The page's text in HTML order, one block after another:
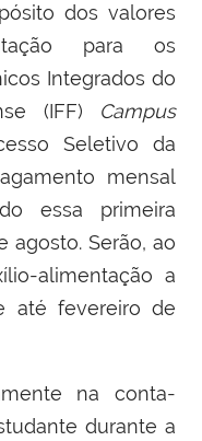
dos valores
para os
Integrados do
(IFF) Campus
Seletivo da
mensal
essa primeira
agosto. Serão, ao
alimentação a
até fevereiro de
na conta-
durante a